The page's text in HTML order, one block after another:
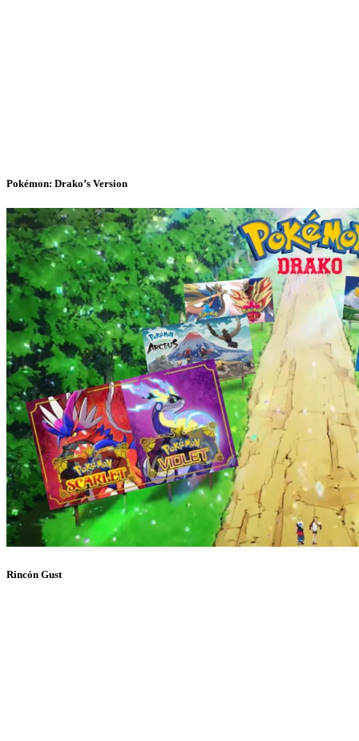
Pokémon: Drako’s Version
Rincón Gust